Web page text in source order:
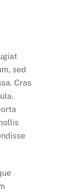
sed
Cras